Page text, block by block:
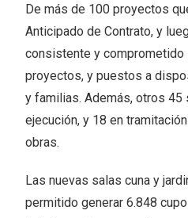
De más de 100 proyectos
Anticipado de Contrato, y
consistente y comprometido
proyectos, y puestos a
y familias. Además, otros 45
ejecución, y 18 en
obras.
Las nuevas salas cuna y
permitido generar 6.848